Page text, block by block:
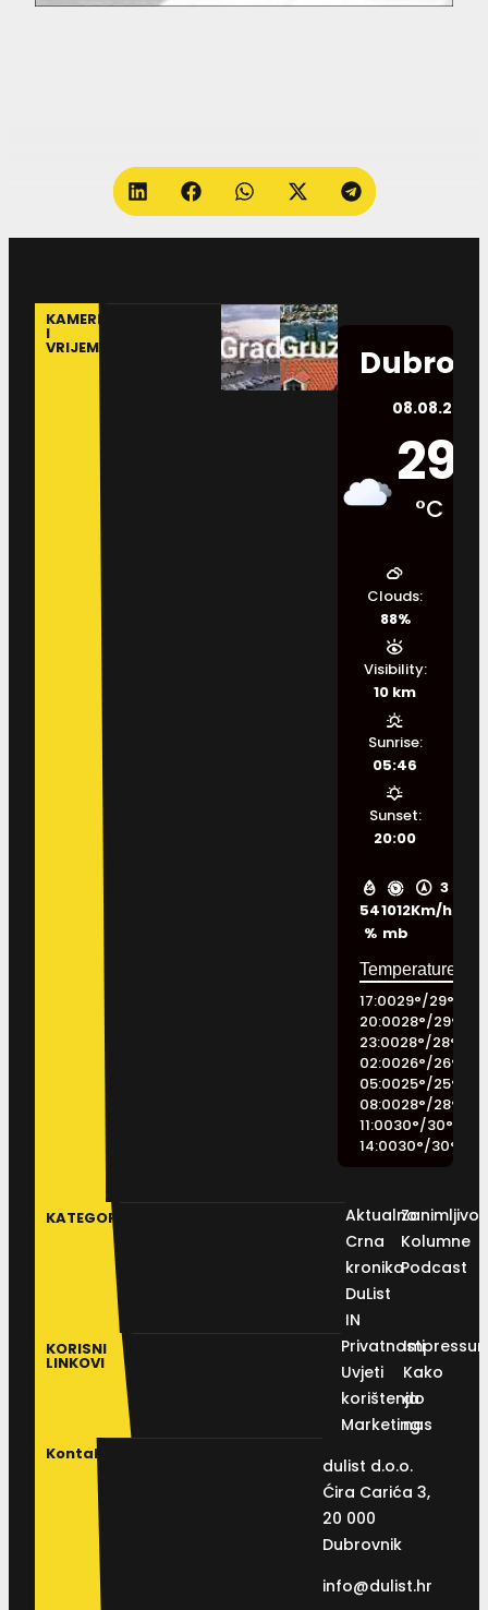
KAMERE
I
VRIJEME
08.08.2026.
29
°C
54
%
1012
mb
3
Km/h
Clouds:
88%
Visibility:
10 km
Sunrise:
05:46
Sunset:
20:00
17:0029°/29°
20:0028°/29°
23:0028°/28°
02:0026°/26°
05:0025°/25°
08:0028°/28°
11:0030°/30°
14:0030°/30°
KATEGORIJE
Aktualno
Crna
kronika
DuList
IN
Kolumne
Podcast
KORISNI
LINKOVI
Privatnosti
Uvjeti
korištenja
Marketing
Kako
do
nas
Kontakt
dulist d.o.o.
Ćira Carića 3,
20 000
Dubrovnik
info@dulist.hr